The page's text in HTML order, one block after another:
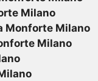
Milano
Monforte Milano
Milano